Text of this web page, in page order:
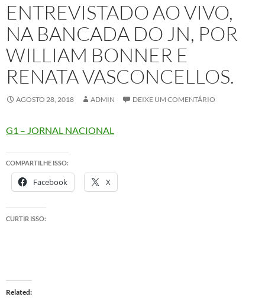
ENTREVISTADO AO VIVO,
NA BANCADA DO JN, POR
WILLIAM BONNER E
RENATA VASCONCELLOS.
AGOSTO 28, 2018 ADMIN DEIXE UM COMENTÁRIO
G1 – JORNAL NACIONAL
COMPARTILHE ISSO:
Facebook X
CURTIR ISSO:
Related